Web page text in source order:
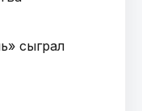
сыграл